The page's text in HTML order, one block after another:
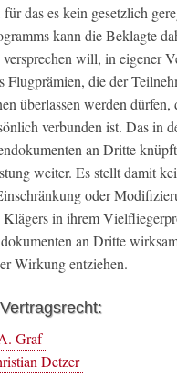
das es kein gesetzlich
kann die Beklagte
will, in eigener
Flugprämien, die der
überlassen werden
verbunden ist. Das in
an Dritte
weiter. Es stellt damit
oder
in ihrem
an Dritte
Wirkung entziehen.
Graf
Detzer